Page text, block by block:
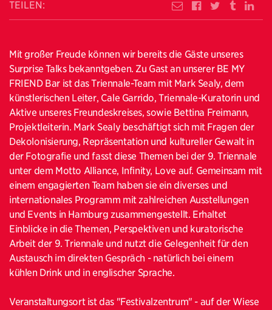
TEILEN:
Mit großer Freude können wir bereits die Gäste unseres
Surprise Talks bekanntgeben. Zu Gast an unserer BE MY
FRIEND Bar ist das Triennale-Team mit Mark Sealy, dem
künstlerischen Leiter, Cale Garrido, Triennale-Kuratorin und
Aktive unseres Freundeskreises, sowie Bettina Freimann,
Projektleiterin. Mark Sealy beschäftigt sich mit Fragen der
Dekolonisierung, Repräsentation und kultureller Gewalt in
der Fotografie und fasst diese Themen bei der 9. Triennale
unter dem Motto Alliance, Infinity, Love auf. Gemeinsam mit
einem engagierten Team haben sie ein diverses und
internationales Programm mit zahlreichen Ausstellungen
und Events in Hamburg zusammengestellt. Erhaltet
Einblicke in die Themen, Perspektiven und kuratorische
Arbeit der 9. Triennale und nutzt die Gelegenheit für den
Austausch im direkten Gespräch - natürlich bei einem
kühlen Drink und in englischer Sprache.
Veranstaltungsort ist das "Festivalzentrum" - auf der Wiese